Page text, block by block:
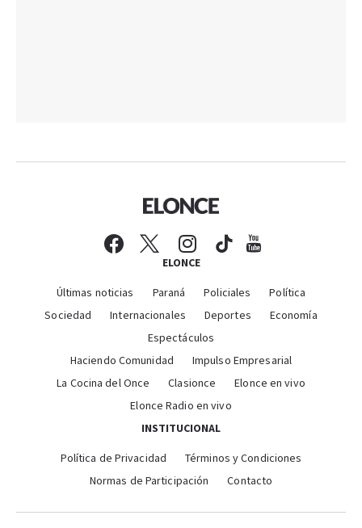
ELONCE
Últimas noticias Paraná Policiales
Política
Sociedad
Internacionales Deportes
Economía
Espectáculos
Haciendo Comunidad
Impulso Empresarial
La Cocina del Once
Clasionce
Elonce en vivo
Elonce Radio en vivo
INSTITUCIONAL
Política de Privacidad
Términos y Condiciones
Normas de Participación
Contacto